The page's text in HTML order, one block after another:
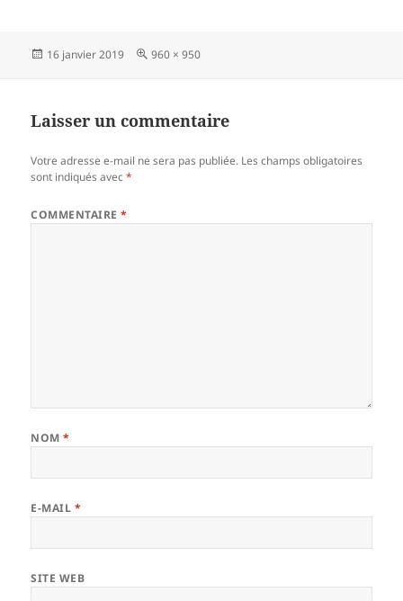
Publié
16 janvier 2019
Taille
960 × 950
Laisser un commentaire
Votre adresse e-mail ne sera pas publiée. Les champs obligatoires
sont indiqués avec*
COMMENTAIRE*
NOM*
E-MAIL *
SITE WEB